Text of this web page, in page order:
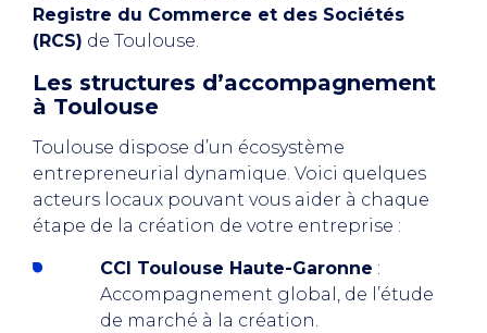
Registre du Commerce et des Sociétés
(RCS) de Toulouse.
Les structures d’accompagnement
à Toulouse
Toulouse dispose d’un écosystème
entrepreneurial dynamique. Voici quelques
acteurs locaux pouvant vous aider à chaque
étape de la création de votre entreprise :
CCI Toulouse Haute-Garonne :
Accompagnement global, de l’étude
de marché à la création.